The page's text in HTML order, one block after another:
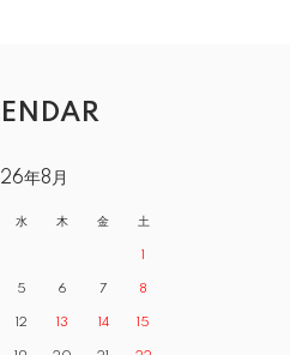
年8月
水 木 金 土
1
5 6 7 8
12 13 14 15